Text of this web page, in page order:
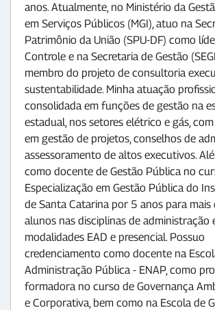
anos. Atualmente, no Ministério da
em Serviços Públicos (MGI), atuo na
Patrimônio da União (SPU-DF) como
Controle e na Secretaria de Gestão
membro do projeto de consultoria
sustentabilidade. Minha atuação
consolidada em funções de gestão na
estadual, nos setores elétrico e gás,
em gestão de projetos, conselhos de
assessoramento de altos executivos.
como docente de Gestão Pública no
Especialização em Gestão Pública do
de Santa Catarina por 5 anos para
alunos nas disciplinas de administração
modalidades EAD e presencial. Possuo
credenciamento como docente na
Administração Pública - ENAP, como
formadora no curso de Governança
e Corporativa, bem como na Escola de